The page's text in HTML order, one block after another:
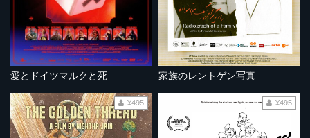
愛とドイツマルクと死 家族のレントゲン写真
¥495 ¥495